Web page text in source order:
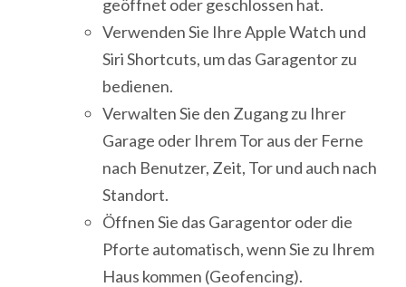
geöffnet oder geschlossen hat.
Verwenden Sie Ihre Apple Watch und
Siri Shortcuts, um das Garagentor zu
bedienen.
Verwalten Sie den Zugang zu Ihrer
Garage oder Ihrem Tor aus der Ferne
nach Benutzer, Zeit, Tor und auch nach
Standort.
Öffnen Sie das Garagentor oder die
Pforte automatisch, wenn Sie zu Ihrem
Haus kommen (Geofencing).